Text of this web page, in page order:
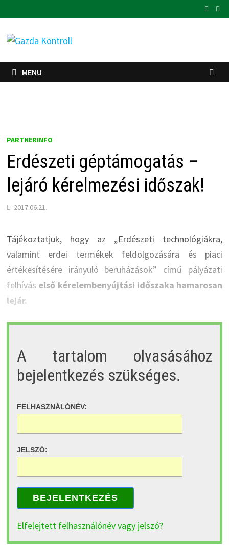
to
content
MENU
PARTNERINFO
Erdészeti géptámogatás –
lejáró kérelmezési időszak!
2017.06.21.
Tájékoztatjuk, hogy az „Erdészeti technológiákra,
valamint erdei termékek feldolgozására és piaci
értékesítésére irányuló beruházások” című pályázati
felhívás első kérelembenyújtási időszaka hamarosan
lejár.
A tartalom olvasásához
bejelentkezés szükséges.
FELHASZNÁLÓNÉV:
JELSZÓ:
BEJELENTKEZÉS
Elfelejtett felhasználónév vagy jelszó?